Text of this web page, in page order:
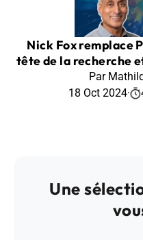
Nick Fox remplace
tête de la recherche
Par
18 Oct 2024·
Une